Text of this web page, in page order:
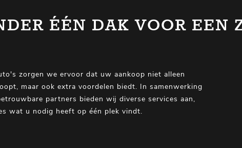
ÉÉN DAK VOOR EEN
zorgen we ervoor dat uw aankoop niet alleen
maar ook extra voordelen biedt. In samenwerking
partners bieden wij diverse services aan,
wat u nodig heeft op één plek vindt.